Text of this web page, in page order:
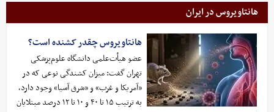
هانتاویروس در ایران
هانتاویروس چقدر کشنده است؟
عضو هیأت‌علمی دانشگاه علوم‌پزشکی
تهران گفت: میزان کشندگی نوعی که در
«آمریکا و غرب» و «شرق آسیا» وجود دارد،
به ترتیب ۱۵ تا ۴۰ و ۱۰ تا ۱۲ درصد مبتلایان